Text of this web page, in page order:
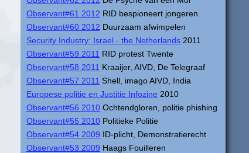
Observant#61 2012 RID bespioneert jongeren
Observant#60 2012 Duurzaam afwimpelen
Security Industry: Israel - the Netherlands 2011
Observant#59 2011 RID protest Twente
Observant#58 2011 Kraaijer, AIVD, De Telegraaf
Observant#57 2011 Shell, imago AIVD, India
Europese politie en Justitie Infozine 2010
Observant#56 2010 Ochtendgloren, politie phishing
Observant#55 2010 Politieke Politie
Observant#54 2009 ID-plicht, Demonstratierecht
Observant#53 2009 Haags Fouilleren